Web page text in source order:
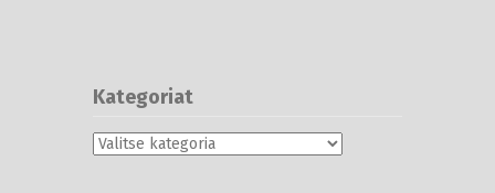
Kategoriat
Kategoriat